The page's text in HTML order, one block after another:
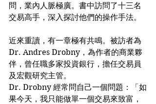
問，業內人脈極廣。書中訪問了十三名
交易高手，深入探討他們的操作手法。
近來重讀，有一章極有共鳴。被訪者為
Dr. Andres Drobny，為作者的商業夥
伴，曾任職多家投資銀行，擔任交易員
及宏觀研究主管。
Dr. Drobny 經常問自己一個問題：「如
果今天，我只能做單一個交易來致富，